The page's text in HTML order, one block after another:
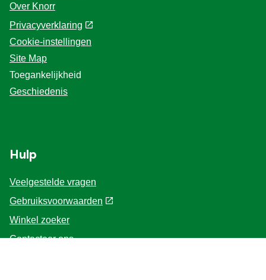
Over Knorr
Privacyverklaring
Cookie-instellingen
Site Map
Toegankelijkheid
Geschiedenis
Hulp
Veelgestelde vragen
Gebruiksvoorwaarden
Winkel zoeker
Contacteer ons